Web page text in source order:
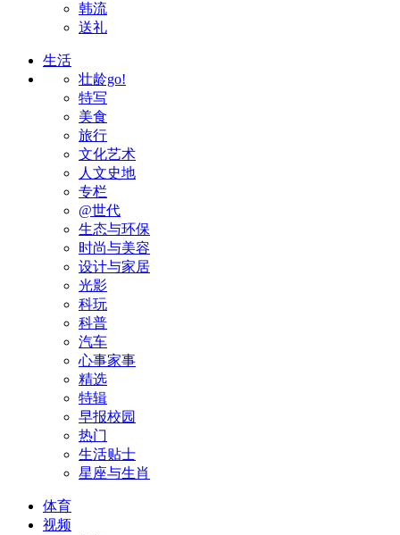
韩流
送礼
生活
壮龄go!
特写
美食
旅行
文化艺术
人文史地
专栏
@世代
生态与环保
时尚与美容
设计与家居
光影
科玩
科普
汽车
心事家事
精选
特辑
早报校园
热门
生活贴士
星座与生肖
体育
视频